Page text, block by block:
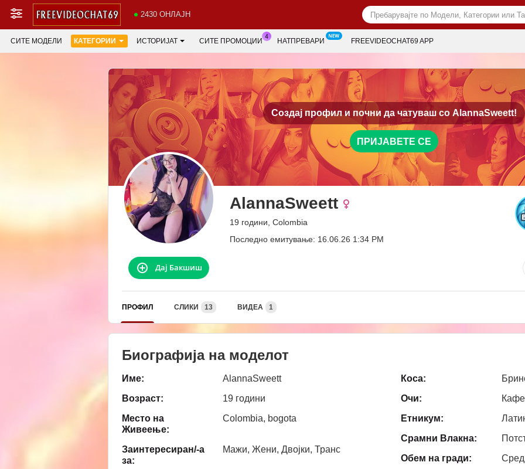
2430 ОНЛАЈН
СИТЕ МОДЕЛИ КАТЕГОРИИ ИСТОРИЈАТ СИТЕ ПРОМОЦИИ НАТПРЕВАРИ FREEVIDEOCHAT69 APP
Создај профил и почни да чатуваш со AlannaSweett!
ПРИЈАВЕТЕ СЕ
AlannaSweett
19 години, Colombia
Последно емитување: 16.06.26 1:34 PM
Дај Бакшиш
ПРОФИЛ СЛИКИ 13 ВИДЕА 1
Биографија на моделот
Име:
AlannaSweett
Возраст:
19 години
Место на
Живеење:
Colombia, bogota
Заинтересиран/-а
за:
Мажи, Жени, Двојки, Транс
Коса:
Очи:
Етникум:
Срамни Влакна:
Обем на гради: